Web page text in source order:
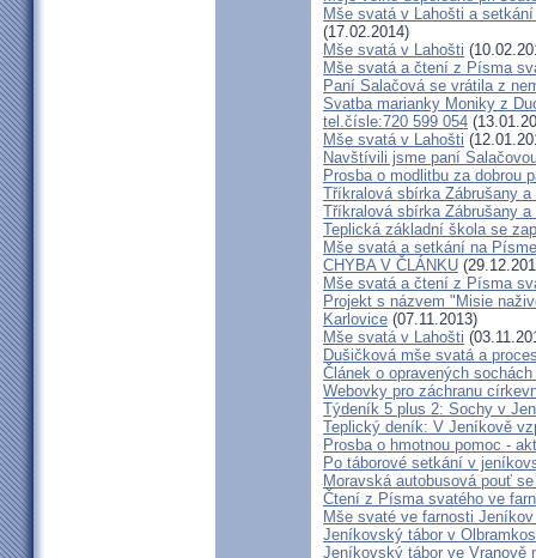
Mše svatá v Lahošti a
(17.02.2014)
Mše svatá v Lahošti
Mše svatá a čtení z Písma
Paní Salačová se vrátila z
Svatba marianky Moniky z
tel.čísle:720 599 054
Mše svatá v Lahošti
Navštívili jsme paní
Prosba o modlitbu za dobrou
Tříkralová sbírka Zábrušany a
Tříkralová sbírka Zábrušany a
Teplická základní škola se
Mše svatá a setkání na
CHYBA V ČLÁNKU
Mše svatá a čtení z Písma
Projekt s názvem "Misie
Karlovice (07.11.2013)
Mše svatá v Lahošti
Dušičková mše svatá a
Článek o opravených
Webovky pro záchranu
Týdeník 5 plus 2: Sochy v
Teplický deník: V Jeníkově
Prosba o hmotnou pomoc -
Po táborové setkání v
Moravská autobusová pouť
Čtení z Písma svatého ve
Mše svaté ve farnosti
Jeníkovský tábor v
Jeníkovský tábor ve Vranově